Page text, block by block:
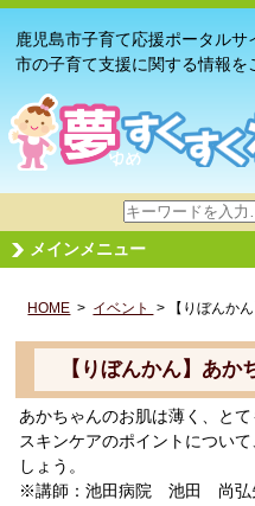
鹿児島市子育て応援ポータル
市の子育て支援に関する情報を
サ
イ
ト
検
メインメニュー
HOME > イベント > 【りぼんか
【りぼんかん】あ
あかちゃんのお肌は薄く、と
スキンケアのポイントについ
しょう。
※講師：池田病院 池田 尚弘